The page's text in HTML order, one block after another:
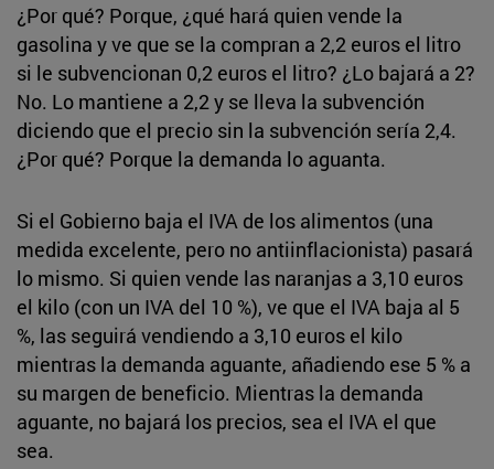
¿Por qué? Porque, ¿qué hará quien vende la
gasolina y ve que se la compran a 2,2 euros el litro
si le subvencionan 0,2 euros el litro? ¿Lo bajará a 2?
No. Lo mantiene a 2,2 y se lleva la subvención
diciendo que el precio sin la subvención sería 2,4.
¿Por qué? Porque la demanda lo aguanta.
Si el Gobierno baja el IVA de los alimentos (una
medida excelente, pero no antiinflacionista) pasará
lo mismo. Si quien vende las naranjas a 3,10 euros
el kilo (con un IVA del 10 %), ve que el IVA baja al 5
%, las seguirá vendiendo a 3,10 euros el kilo
mientras la demanda aguante, añadiendo ese 5 % a
su margen de beneficio. Mientras la demanda
aguante, no bajará los precios, sea el IVA el que
sea.